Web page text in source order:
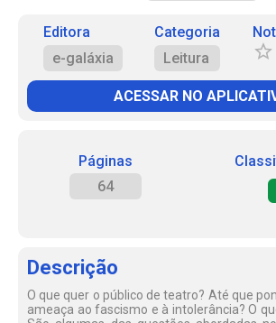
Editora
e-galáxia
Categoria
Leitura
ACESSAR NO
Páginas
64
Descrição
O que quer o público de teatro? Até que
ameaça ao fascismo e à intolerância? O